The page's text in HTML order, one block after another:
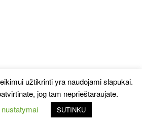
užtikrinti yra naudojami slapukai.
jog tam neprieštaraujate.
SUTINKU